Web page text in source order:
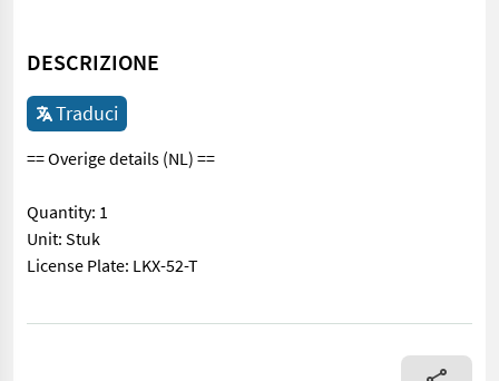
DESCRIZIONE
Traduci
== Overige details (NL) ==
Quantity: 1
Unit: Stuk
License Plate: LKX-52-T
== Overige details (NL) == Quantity: 1 Unit: Stuk License Plate: